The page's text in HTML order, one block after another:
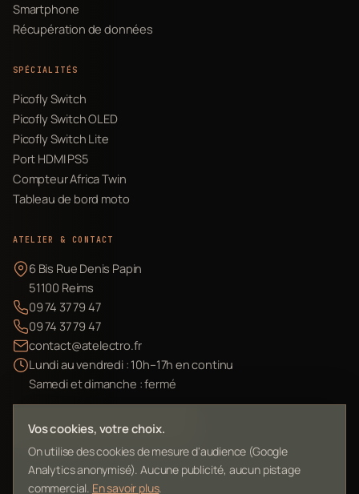
Smartphone
Récupération de données
SPÉCIALITÉS
Picofly Switch
Picofly Switch OLED
Picofly Switch Lite
Port HDMI PS5
Compteur Africa Twin
Tableau de bord moto
ATELIER & CONTACT
6 Bis Rue Denis Papin
51100 Reims
09 74 37 79 47
09 74 37 79 47
contact@atelectro.fr
Lundi au vendredi : 10h–17h en continu
Samedi et dimanche : fermé
Envoyer mon matériel
Vos cookies, votre choix.
On utilise des cookies de mesure d'audience (Google
Analytics anonymisé). Aucune publicité, aucun pistage
commercial. En savoir plus.